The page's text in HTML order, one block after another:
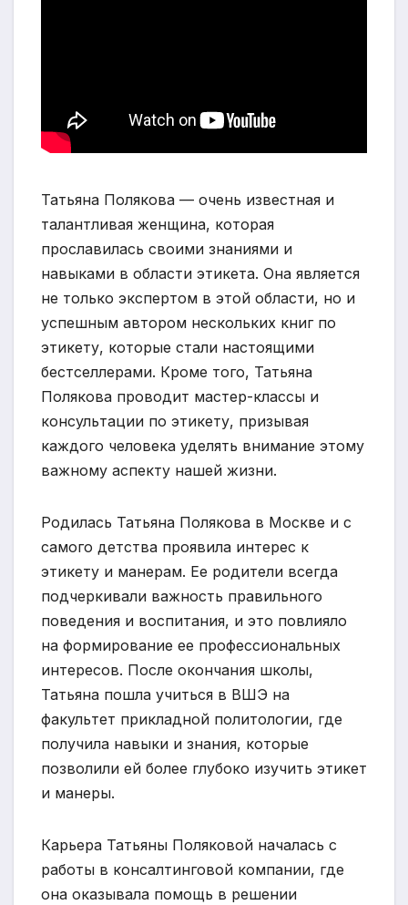
Татьяна Полякова — очень известная и
талантливая женщина, которая
прославилась своими знаниями и
навыками в области этикета. Она является
не только экспертом в этой области, но и
успешным автором нескольких книг по
этикету, которые стали настоящими
бестселлерами. Кроме того, Татьяна
Полякова проводит мастер-классы и
консультации по этикету, призывая
каждого человека уделять внимание этому
важному аспекту нашей жизни.
Родилась Татьяна Полякова в Москве и с
самого детства проявила интерес к
этикету и манерам. Ее родители всегда
подчеркивали важность правильного
поведения и воспитания, и это повлияло
на формирование ее профессиональных
интересов. После окончания школы,
Татьяна пошла учиться в ВШЭ на
факультет прикладной политологии, где
получила навыки и знания, которые
позволили ей более глубоко изучить этикет
и манеры.
Карьера Татьяны Поляковой началась с
работы в консалтинговой компании, где
она оказывала помощь в решении